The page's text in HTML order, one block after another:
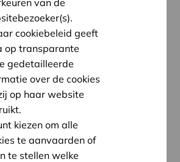
2025
d Berg
cookiebeleid geeft
op transparante
gedetailleerde
over de cookies
op haar website
kiezen om alle
te aanvaarden of
te stellen welke